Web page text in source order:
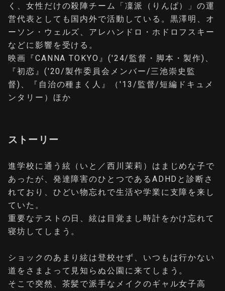
く、女性だけの殺陣チーム「凜派（りんぱ）」の運
営代表としても国内外で活動している。黒澤明、オ
ーソン・ウェルズ、アレハンドロ・ホドロフスキー
などに影響を受ける。
映画『CANNA TOKYO』('24/監督・脚本・製作)、
『初恋』('20/製作委員会メンバー/三池崇史監
督)、『自治の種まく人』（'13/監督/短編ドキュメ
ンタリー）ほか
ストーリー
進学校に通う絃（いと／西川茉莉）はまじめな子で
あったが、発達障害のひとつであるADHDと診断さ
れており、ひどい物忘れで生活や学業に支障を来し
ていた。
重要なテストの日、絃は目覚まし時計をかけ忘れて
寝坊してしまう。
ショックのあまり絃は登校せず、いつもは行かない
道をさまよって見知らぬ公園に来てしまう。
そこで突然、茶髪で派手なメイクのギャル女子高